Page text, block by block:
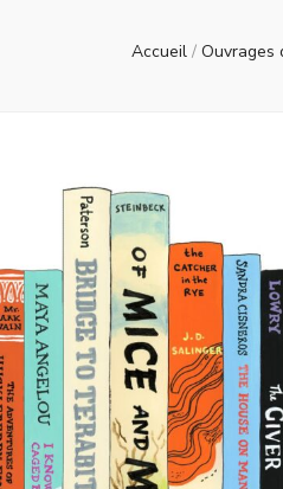
Accueil / Ouvrages